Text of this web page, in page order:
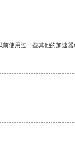
使用过一些其他的加速